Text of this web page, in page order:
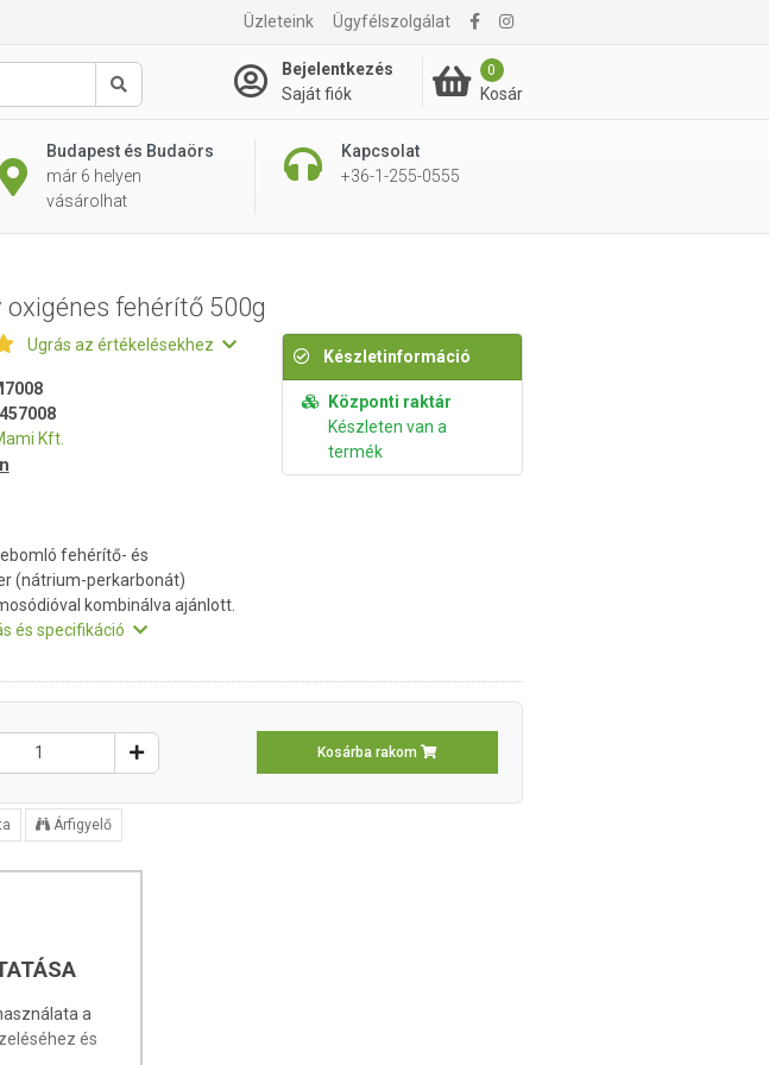
Üzleteink Ügyfélszolgálat
Keresés
Bejelentkezés
Saját fiók
0
Kosár
Budapest és Budaörs
már 6 helyen
vásárolhat
Kapcsolat
+36-1-255-0555
1 710 Ft Kosárba rakom
fehérítő 500g
Ugrás az értékelésekhez
Kft.
fehérítő- és
(nátrium-perkarbonát)
kombinálva ajánlott.
és specifikáció
Készletinformáció
Központi raktár
Készleten van a
termék
Kosárba rakom
Árfigyelő
a
és